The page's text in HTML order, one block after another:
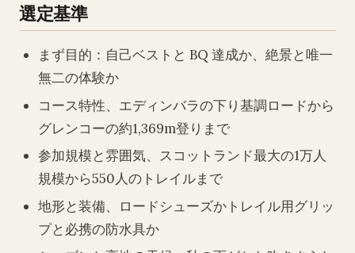
選定基準
まず目的：自己ベストと BQ 達成か、絶景と唯一
無二の体験か
コース特性、エディンバラの下り基調ロードから
グレンコーの約1,369m登りまで
参加規模と雰囲気、スコットランド最大の1万人
規模から550人のトレイルまで
地形と装備、ロードシューズかトレイル用グリッ
プと必携の防水具か